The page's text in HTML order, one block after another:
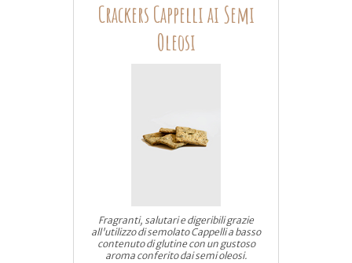
Crackers Cappelli ai Semi
Oleosi
Fragranti, salutari e digeribili grazie
all'utilizzo di semolato Cappelli a basso
contenuto di glutine con un gustoso
aroma conferito dai semi oleosi.